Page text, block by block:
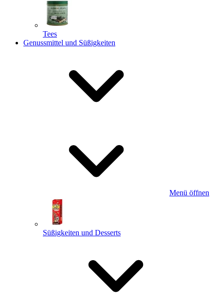
Tees
Genussmittel und Süßigkeiten
Menü öffnen
Süßigkeiten und Desserts